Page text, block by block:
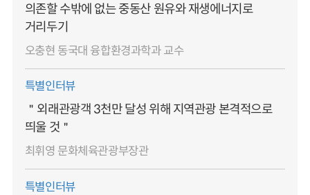
의존할 수밖에 없는 중동산 원유와 재생에너지로
거리두기
오충현 동국대 융합환경과학과 교수
특별인터뷰
＂외래관광객 3천만 달성 위해 지역관광 본격적으로
띄울 것＂
최휘영 문화체육관광부장관
특별인터뷰